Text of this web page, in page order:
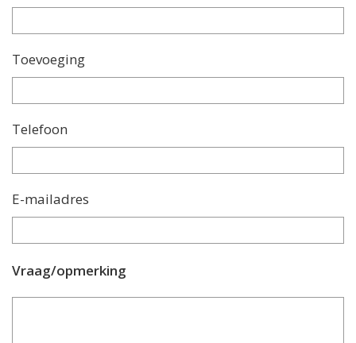
Toevoeging
Telefoon
E-mailadres
Vraag/opmerking